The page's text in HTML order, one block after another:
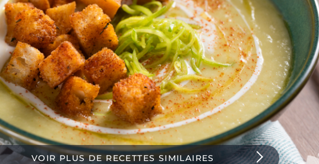
VOIR PLUS DE RECETTES SIMILAIRES